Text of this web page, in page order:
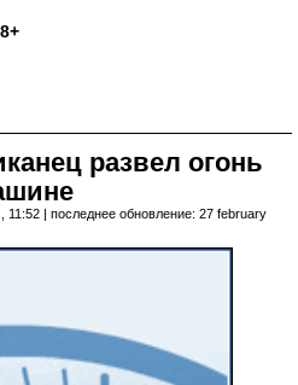
развел огонь
11:52 | последнее обновление: 27 february